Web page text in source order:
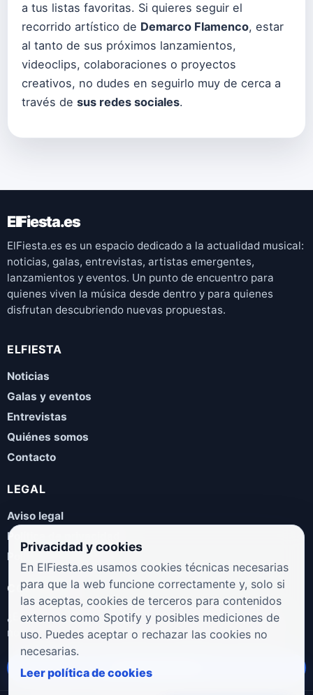
a tus listas favoritas. Si quieres seguir el
recorrido artístico de Demarco Flamenco, estar
al tanto de sus próximos lanzamientos,
videoclips, colaboraciones o proyectos
creativos, no dudes en seguirlo muy de cerca a
través de sus redes sociales.
ElFiesta.es
ElFiesta.es es un espacio dedicado a la actualidad musical:
noticias, galas, entrevistas, artistas emergentes,
lanzamientos y eventos. Un punto de encuentro para
quienes viven la música desde dentro y para quienes
disfrutan descubriendo nuevas propuestas.
ELFIESTA
Noticias
Galas y eventos
Entrevistas
Quiénes somos
Contacto
LEGAL
Aviso legal
Política de privacidad
Política de cookies
COLABORA
¿Eres artista, manager, sello o promotor? Envíanos tus
novedades, galas, entrevistas o propuestas musicales.
Enviar propuesta
Privacidad y cookies
En ElFiesta.es usamos cookies técnicas necesarias
para que la web funcione correctamente y, solo si
las aceptas, cookies de terceros para contenidos
externos como Spotify y posibles mediciones de
uso. Puedes aceptar o rechazar las cookies no
necesarias.
Leer política de cookies